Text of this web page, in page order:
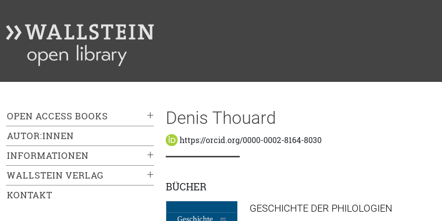
+
OPEN ACCESS BOOKS
AUTOR:INNEN
+
INFORMATIONEN
+
WALLSTEIN VERLAG
KONTAKT
Denis Thouard
https://orcid.org/0000-0002-8164-8030
BÜCHER
GESCHICHTE DER PHILOLOGIEN